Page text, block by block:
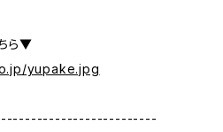
ら▼
yupake.jpg